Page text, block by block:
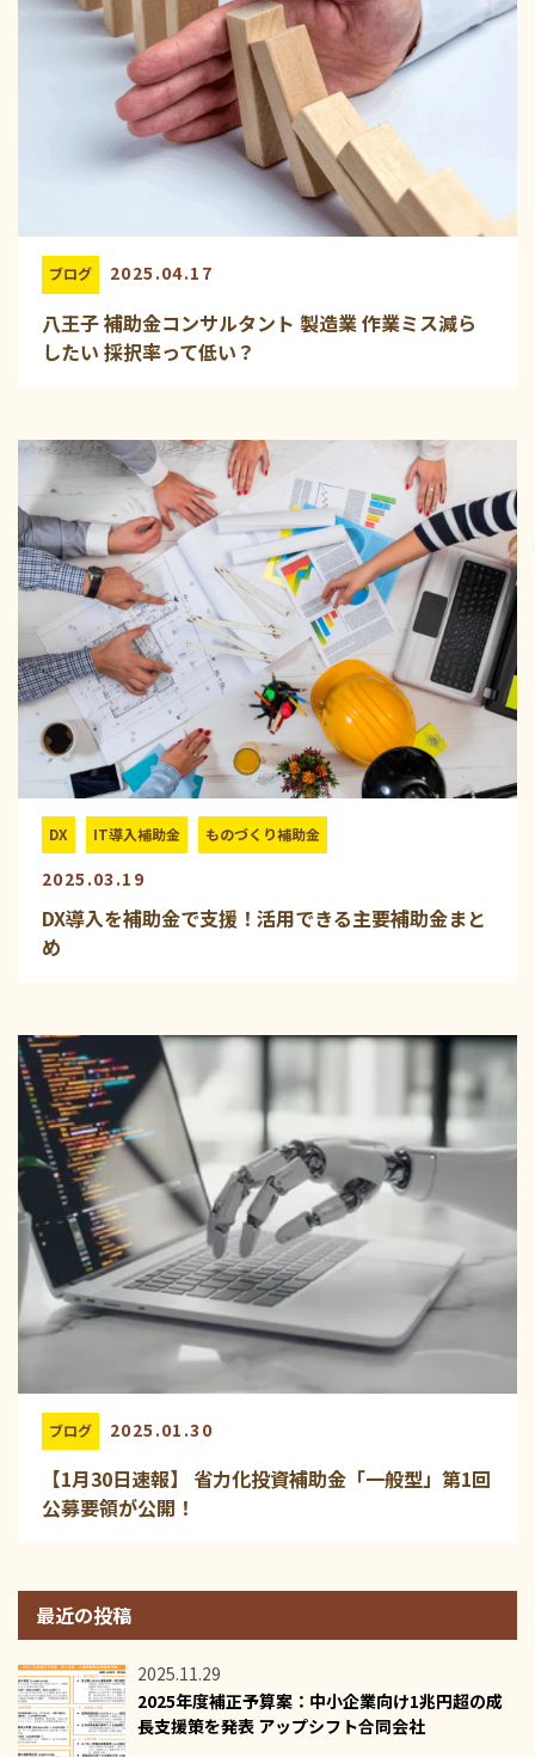
ブログ 2025.04.17
八王子 補助金コンサルタント 製造業 作業ミス減ら
したい 採択率って低い？
DX IT導入補助金 ものづくり補助金
2025.03.19
DX導入を補助金で支援！活用できる主要補助金まと
め
ブログ 2025.01.30
【1月30日速報】 省力化投資補助金「一般型」第1回
公募要領が公開！
最近の投稿
2025.11.29
2025年度補正予算案：中小企業向け1兆円超の成
長支援策を発表 アップシフト合同会社